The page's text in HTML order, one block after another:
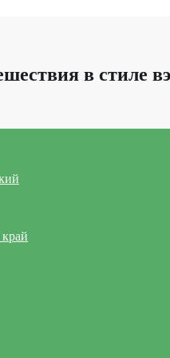
в стиле